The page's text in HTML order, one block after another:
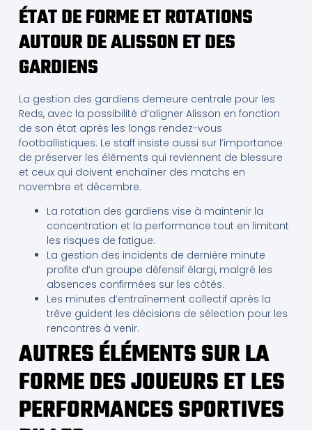
ÉTAT DE FORME ET ROTATIONS
AUTOUR DE ALISSON ET DES
GARDIENS
La gestion des gardiens demeure centrale pour les
Reds, avec la possibilité d’aligner Alisson en fonction
de son état après les longs rendez-vous
footballistiques. Le staff insiste aussi sur l’importance
de préserver les éléments qui reviennent de blessure
et ceux qui doivent enchaîner des matchs en
novembre et décembre.
La rotation des gardiens vise à maintenir la
concentration et la performance tout en limitant
les risques de fatigue.
La gestion des incidents de dernière minute
profite d’un groupe défensif élargi, malgré les
absences confirmées sur les côtés.
Les minutes d’entraînement collectif après la
trêve guident les décisions de sélection pour les
rencontres à venir.
AUTRES ÉLÉMENTS SUR LA
FORME DES JOUEURS ET LES
PERFORMANCES SPORTIVES